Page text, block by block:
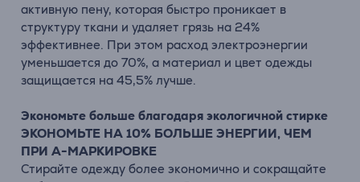
активную пену, которая быстро проникает в
структуру ткани и удаляет грязь на 24%
эффективнее. При этом расход электроэнергии
уменьшается до 70%, а материал и цвет одежды
защищается на 45,5% лучше.
Экономьте больше благодаря экологичной стирке
ЭКОНОМЬТЕ НА 10% БОЛЬШЕ ЭНЕРГИИ, ЧЕМ
ПРИ A-МАРКИРОВКЕ
Стирайте одежду более экономично и сокращайте